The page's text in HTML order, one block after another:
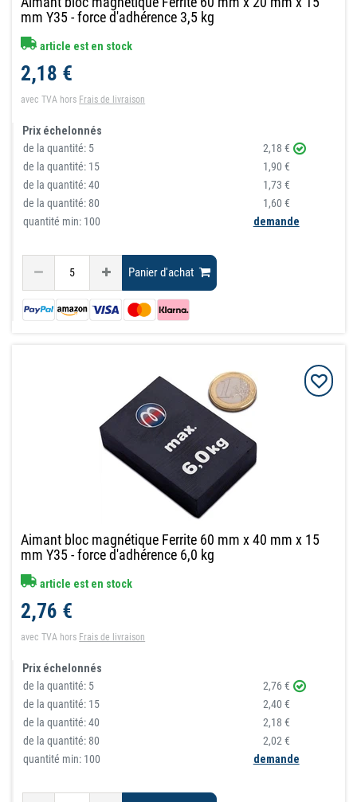
mm Y35 - force d'adhérence 3,5 kg
article est en stock
2,18 €
avec TVA hors Frais de livraison
Prix échelonnés
de la quantité: 5
2,18 €
de la quantité: 15
1,90 €
de la quantité:40
1,73 €
de la quantité: 80
1,60 €
quantité min: 100
demande
Panier d'achat
Aimant bloc magnétique Ferrite 60 mm x 40 mm x 15
mm Y35 - force d'adhérence 6,0 kg
article est en stock
2,76 €
avec TVA hors Frais de livraison
Prix échelonnés
de la quantité: 5
2,76 €
de la quantité: 15
2,40 €
de la quantité:40
2,18 €
de la quantité: 80
2,02 €
quantité min: 100
demande